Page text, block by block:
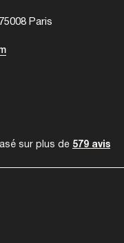
Paris
sur plus de 579 avis